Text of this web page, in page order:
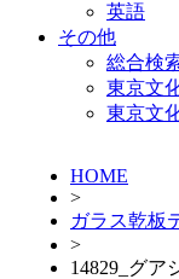
英語
その他
総合検
東京文
東京文
HOME
>
ガラス乾板
>
14829_グア